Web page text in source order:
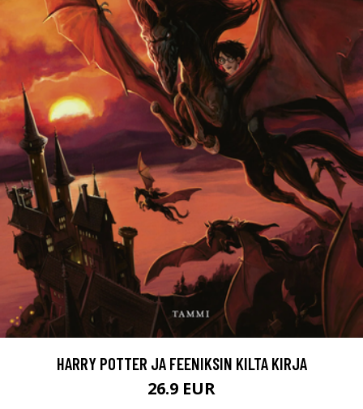
HARRY POTTER JA FEENIKSIN KILTA KIRJA
26.9 EUR